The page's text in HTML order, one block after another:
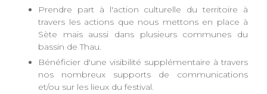
Prendre part à l'action culturelle du territoire à
travers les actions que nous mettons en place à
Sète mais aussi dans plusieurs communes du
bassin de Thau.
Bénéficier d'une visibilité supplémentaire à travers
nos nombreux supports de communications
et/ou sur les lieux du festival.